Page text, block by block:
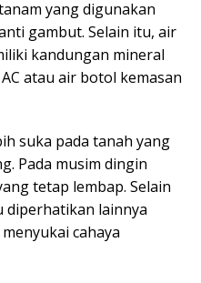
yang digunakan
gambut. Selain itu, air
kandungan mineral
atau air botol kemasan
suka pada tanah yang
Pada musim dingin
tetap lembap. Selain
diperhatikan lainnya
cahaya